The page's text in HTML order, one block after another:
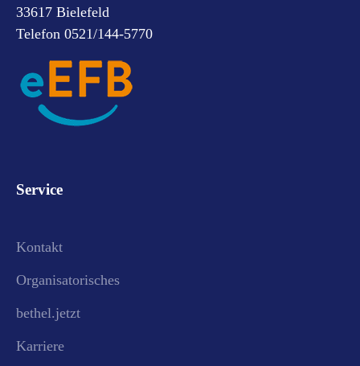
33617 Bielefeld
Telefon 0521/144-5770
Service
Kontakt
Organisatorisches
bethel.jetzt
Karriere